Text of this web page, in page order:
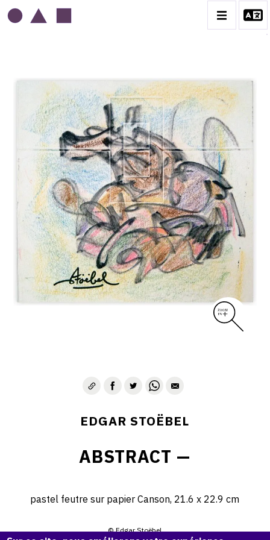
EDGAR STOËBEL
BIOGRAPHIE
CATALOGUE DES OEUVRES
CONTACT
EDGAR STOËBEL
ABSTRACT —
pastel feutre sur papier Canson, 21.6 x 22.9 cm
© Edgar Stoëbel